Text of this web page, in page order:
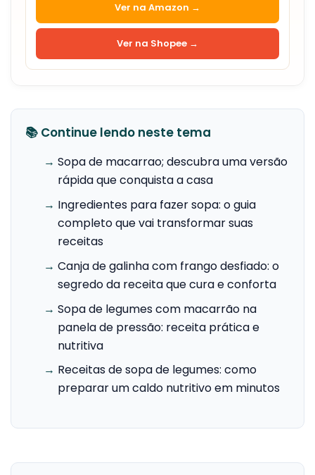
Ver na Amazon →
Ver na Shopee →
📚 Continue lendo neste tema
→ Sopa de macarrao; descubra uma versão
rápida que conquista a casa
→ Ingredientes para fazer sopa: o guia
completo que vai transformar suas
receitas
→ Canja de galinha com frango desfiado: o
segredo da receita que cura e conforta
→ Sopa de legumes com macarrão na
panela de pressão: receita prática e
nutritiva
→ Receitas de sopa de legumes: como
preparar um caldo nutritivo em minutos